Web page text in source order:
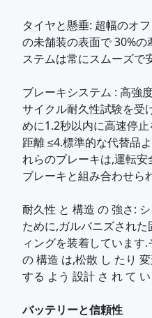
タイヤと懸垂: 超幅のオ
の未舗装の表面で 30%
ステムは常にスムーズで
ブレーキシステム : 高強
サイクル耐久性試験を受
めに1.2秒以内に高速停
距離 ≤4.標準的な代替品
れらのブレーキは,運転
ブレーキと組み合わせら
耐久性 と 構造 の 強さ:
ために,ガルバニズされ
ィングを装着しています
の 構造 は,松散 し たり
する よう 設計 さ れ て
バッテリーと信頼性